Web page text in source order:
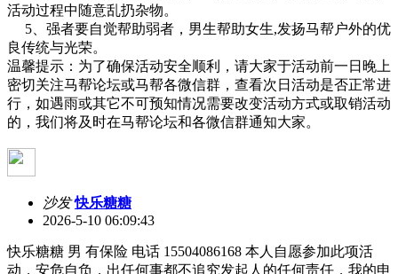
活动过程中随意乱扔杂物。
5、强者要自觉帮助弱者，男生帮助女生,发扬马帮户外的优
良传统与光荣。
温馨提示：为了确保活动安全顺利，请大家于活动前一日晚上
密切关注马帮论坛或马帮各微信群，查看次日活动是否正常进
行，如遇雨或其它不可预知情况需要改变活动方式或取销活动
的，我们将及时在马帮论坛和各微信群通知大家。
沙发 快乐糖糖
2026-5-10 06:09:43
快乐糖糖 男 有保险 电话 15504086168 本人自愿参加此项活
动，安危自负，出任何事都不追究发起人的任何责任，我的申